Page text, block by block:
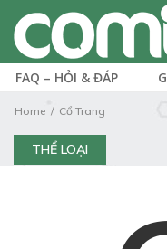
FAQ – HỎI & ĐÁP
Home Cổ Trang
THỂ LOẠI